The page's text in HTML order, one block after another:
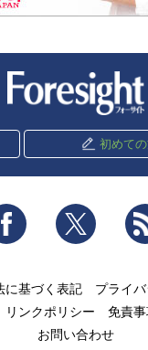
初めて
Facebook Twitter
に基づく表記
プライ
リンクポリシー 免責
お問い合わせ